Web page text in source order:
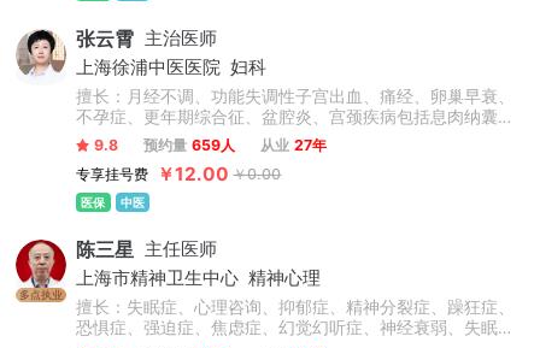
疗，尤其擅长抑郁焦虑与精神分裂症的诊治。
张云霄 主治医师
上海徐浦中医医院 妇科
擅长：月经不调、功能失调性子宫出血、痛经、卵巢早衰、
不孕症、更年期综合征、盆腔炎、宫颈疾病包括息肉纳囊病
毒感染等、卵巢囊肿、子宫肌瘤、乳腺增生、情志抑郁焦虑
失眠调理、内分泌失调、肥胖症、外阴炎、外阴白斑、阴道
炎、阴道菌群失调。
9.8 预约量 659人 从业 27年
专享挂号费
￥12.00 ￥0.00
医保 中医
多点执业
陈三星 主任医师
上海市精神卫生中心 精神心理
擅长：失眠症、心理咨询、抑郁症、精神分裂症、躁狂症、
恐惧症、强迫症、焦虑症、幻觉幻听症、神经衰弱、失眠多